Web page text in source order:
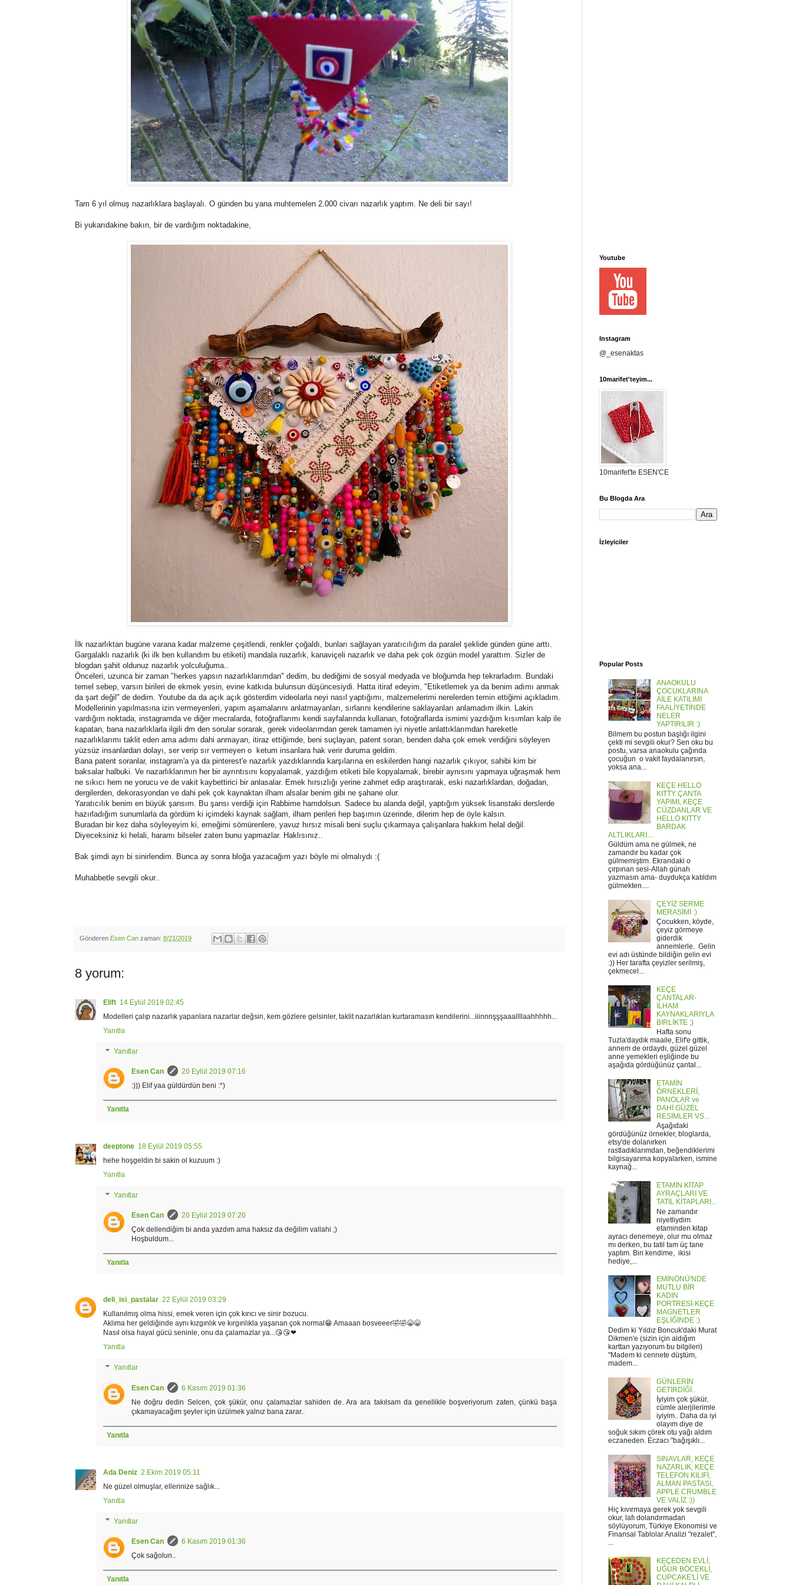
Tam 6 yıl olmuş nazarlıklara başlayalı. O günden bu yana muhtemelen 2.000 civarı nazarlık yaptım. Ne deli bir sayı!
Bi yukarıdakine bakın, bir de vardığım noktadakine,
İlk nazarlıktan bugüne varana kadar malzeme çeşitlendi, renkler çoğaldı, bunları sağlayan yaratıcılığım da paralel şeklide günden güne arttı.
Gargalaklı nazarlık (ki ilk ben kullandım bu etiketi) mandala nazarlık, kanaviçeli nazarlık ve daha pek çok özgün model yarattım. Sizler de
blogdan şahit oldunuz nazarlık yolculuğuma..
Önceleri, uzunca bir zaman "herkes yapsın nazarlıklarımdan" dedim, bu dediğimi de sosyal medyada ve bloğumda hep tekrarladım. Bundaki
temel sebep, varsın birileri de ekmek yesin, evine katkıda bulunsun düşüncesiydi. Hatta itiraf edeyim, "Etiketlemek ya da benim adımı anmak
da şart değil" de dedim. Youtube da da açık açık gösterdim videolarla neyi nasıl yaptığımı, malzemelerimi nerelerden temin ettiğimi açıkladım.
Modellerinin yapılmasına izin vermeyenleri, yapım aşamalarını anlatmayanları, sırlarını kendilerine saklayanları anlamadım ilkin. Lakin
vardığım noktada, instagramda ve diğer mecralarda, fotoğraflarımı kendi sayfalarında kullanan, fotoğraflarda ismimi yazdığım kısımları kalp ile
kapatan, bana nazarlıklarla ilgili dm den sorular sorarak, gerek videolarımdan gerek tamamen iyi niyetle anlattıklarımdan hareketle
nazarlıklarımı taklit eden ama adımı dahi anmayan, itiraz ettiğimde, beni suçlayan, patent soran, benden daha çok emek verdiğini söyleyen
yüzsüz insanlardan dolayı, ser verip sır vermeyen o ketum insanlara hak verir duruma geldim.
Bana patent soranlar, instagram'a ya da pinterest'e nazarlık yazdıklarında karşılarına en eskilerden hangi nazarlık çıkıyor, sahibi kim bir
baksalar halbuki. Ve nazarlıklarımın her bir ayrıntısını kopyalamak, yazdığım etiketi bile kopyalamak, birebir aynısını yapmaya uğraşmak hem
ne sıkıcı hem ne yorucu ve de vakit kaybettirici bir anlasalar. Emek hırsızlığı yerine zahmet edip araştırarak, eski nazarlıklardan, doğadan,
dergilerden, dekorasyondan ve dahi pek çok kaynaktan ilham alsalar benim gibi ne şahane olur.
Yaratıcılık benim en büyük şansım. Bu şansı verdiği için Rabbime hamdolsun. Sadece bu alanda değil, yaptığım yüksek lisanstaki derslerde
hazırladığım sunumlarla da gördüm ki içimdeki kaynak sağlam, ilham perileri hep başımın üzerinde, dilerim hep de öyle kalsın.
Buradan bir kez daha söyleyeyim ki, emeğimi sömürenlere, yavuz hırsız misali beni suçlu çıkarmaya çalışanlara hakkım helal değil.
Diyeceksiniz ki helali, haramı bilseler zaten bunu yapmazlar. Haklısınız..
Bak şimdi ayrı bi sinirlendim. Bunca ay sonra bloğa yazacağım yazı böyle mi olmalıydı :(
Muhabbetle sevgili okur..
Gönderen Esen Can zaman: 8/21/2019
8 yorum:
Elift 14 Eylül 2019 02:45
Modelleri çalıp nazarlık yapanlara nazarlar değsin, kem gözlere gelsinler, taklit nazarlıkları kurtaramasın kendilerini...iiinnnşşşaaallllaahhhhh...
Yanıtla
Yanıtlar
Esen Can
20 Eylül 2019 07:16
:))) Elif yaa güldürdün beni :*)
Yanıtla
deeptone 18 Eylül 2019 05:55
hehe hoşgeldin bi sakin ol kuzuum :)
Yanıtla
Yanıtlar
Esen Can
20 Eylül 2019 07:20
Çok dellendiğim bi anda yazdım ama haksız da değilim vallahi ;)
Hoşbuldum...
Yanıtla
deli_isi_pastalar 22 Eylül 2019 03:29
Kullanılmış olma hissi, emek veren için çok kırıcı ve sinir bozucu.
Aklıma her geldiğinde aynı kızgınlık ve kırgınlıkla yaşanan çok normal😁 Amaaan bosveeer🤣🤣😁😁
Nasıl olsa hayal gücü seninle, onu da çalamazlar ya...😘😘❤
Yanıtla
Yanıtlar
Esen Can
6 Kasım 2019 01:36
Ne doğru dedin Selcen, çok şükür, onu çalamazlar sahiden de. Ara ara takılsam da genellikle boşveriyorum zaten, çünkü başa
çıkamayacağım şeyler için üzülmek yalnız bana zarar..
Yanıtla
Ada Deniz 2 Ekim 2019 05:11
Ne güzel olmuşlar, ellerinize sağlık...
Yanıtla
Yanıtlar
Esen Can
6 Kasım 2019 01:36
Çok sağolun..
Yanıtla
Youtube
Instagram
@_esenaktas
10marifet'teyim...
10marifet'te ESEN'CE
Bu Blogda Ara
İzleyiciler
Popular Posts
ANAOKULU
ÇOCUKLARINA
AİLE KATILIMI
FAALİYETİNDE
NELER
YAPTIRILIR :)
Bilmem bu postun başlığı ilgini
çekti mi sevgili okur? Sen oku bu
postu, varsa anaokulu çağında
çocuğun o vakit faydalanırsın,
yoksa ana...
KEÇE HELLO
KITTY ÇANTA
YAPIMI, KEÇE
CÜZDANLAR VE
HELLO KITTY
BARDAK
ALTLIKLARI....
Güldüm ama ne gülmek, ne
zamandır bu kadar çok
gülmemiştim. Ekrandaki o
çırpınan sesi-Allah günah
yazmasın ama- duydukça katıldım
gülmekten....
ÇEYİZ SERME
MERASİMİ :)
Çocukken, köyde,
çeyiz görmeye
giderdik
annemlerle. Gelin
evi adı üstünde bildiğin gelin evi
:)) Her tarafta çeyizler serilmiş,
çekmecel...
KEÇE
ÇANTALAR-
İLHAM
KAYNAKLARIYLA
BİRLİKTE ;)
Hafta sonu
Tuzla'daydık maaile, Elif'e gittik,
annem de ordaydı, güzel güzel
anne yemekleri eşliğinde bu
aşağıda gördüğünüz çantal...
ETAMİN
ÖRNEKLERİ,
PANOLAR ve
DAHİ GÜZEL
RESİMLER VS...
Aşağıdaki
gördüğünüz örnekler, bloglarda,
etsy'de dolanırken
rastladıklarımdan, beğendiklerimi
bilgisayarıma kopyalarken, ismine
kaynağ...
ETAMİN KİTAP
AYRAÇLARI VE
TATİL KİTAPLARI...
Ne zamandır
niyetliydim
etaminden kitap
ayracı denemeye, olur mu olmaz
mı derken, bu tatil tam üç tane
yaptım. Biri kendime, ikisi
hediye,...
EMİNÖNÜ'NDE
MUTLU BİR
KADIN
PORTRESİ-KEÇE
MAGNETLER
EŞLİĞİNDE :)
Dedim ki Yıldız Boncuk'daki Murat
Dikmen'e (sizin için aldığım
karttan yazıyorum bu bilgileri)
"Madem ki cennete düştüm,
madem...
GÜNLERİN
GETİRDİĞİ..
İyiyim çok şükür,
cümle alerjilerimle
iyiyim.. Daha da iyi
olayım diye de
soğuk sıkım çörek otu yağı aldım
eczaneden. Eczacı "bağışıklı...
SINAVLAR, KEÇE
NAZARLIK, KEÇE
TELEFON KILIFI,
ALMAN PASTASI,
APPLE CRUMBLE
VE VALİZ :))
Hiç kıvırmaya gerek yok sevgili
okur, lafı dolandırmadan
söylüyorum, Türkiye Ekonomisi ve
Finansal Tablolar Analizi "rezalet",
...
KEÇEDEN EVLİ,
UĞUR BÖCEKLİ,
CUPCAKE'Lİ VE